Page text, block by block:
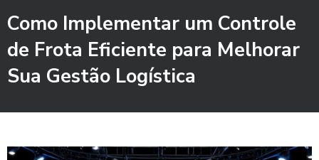
Como Implementar um Controle
de Frota Eficiente para Melhorar
Sua Gestão Logística